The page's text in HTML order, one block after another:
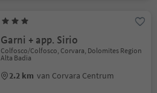
Garni + app. Sirio
Colfosco/Colfosco, Corvara, Dolomites Region
Alta Badia
2.2 km van Corvara Centrum